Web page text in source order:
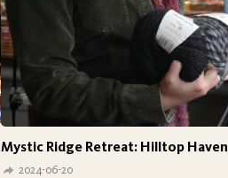
Mystic Ridge Retreat: Hilltop Haven
2024-06-20